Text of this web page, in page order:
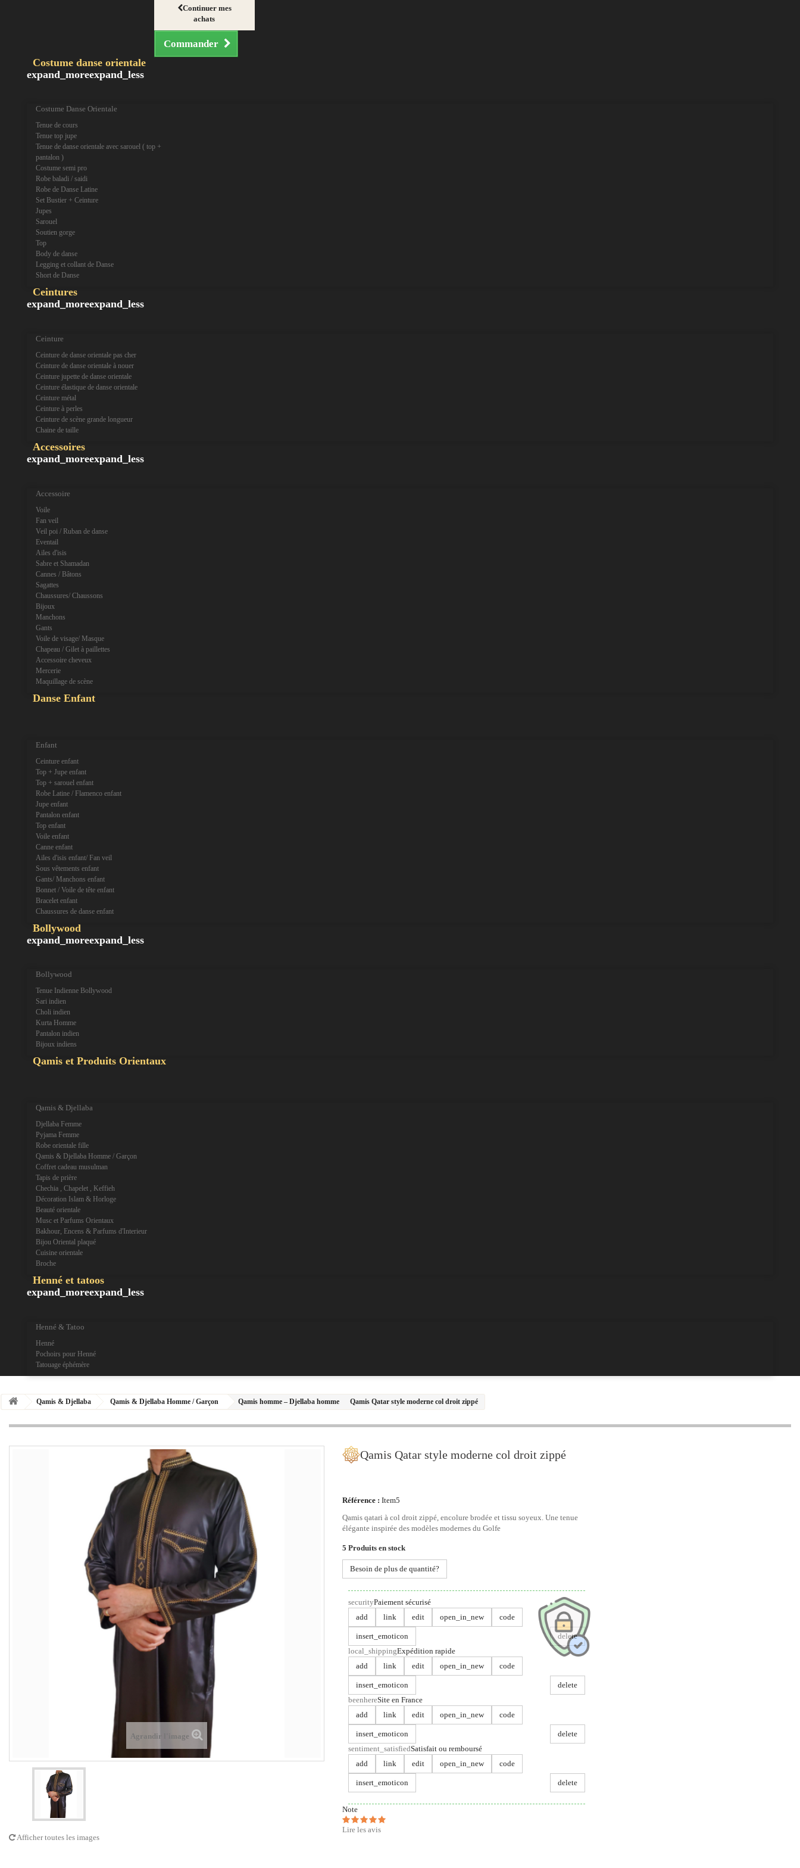
Continuer mes
achats
Commander
Costume danse orientale
expand_moreexpand_less
Costume Danse Orientale
Tenue de cours
Tenue top jupe
Tenue de danse orientale avec sarouel ( top +
pantalon )
Costume semi pro
Robe baladi / saidi
Robe de Danse Latine
Set Bustier + Ceinture
Jupes
Sarouel
Soutien gorge
Top
Body de danse
Legging et collant de Danse
Short de Danse
Ceintures
expand_moreexpand_less
Ceinture
Ceinture de danse orientale pas cher
Ceinture de danse orientale à nouer
Ceinture jupette de danse orientale
Ceinture élastique de danse orientale
Ceinture métal
Ceinture à perles
Ceinture de scène grande longueur
Chaine de taille
Accessoires
expand_moreexpand_less
Accessoire
Voile
Fan veil
Veil poi / Ruban de danse
Eventail
Ailes d'isis
Sabre et Shamadan
Cannes / Bâtons
Sagattes
Chaussures/ Chaussons
Bijoux
Manchons
Gants
Voile de visage/ Masque
Chapeau / Gilet à paillettes
Accessoire cheveux
Mercerie
Maquillage de scène
Danse Enfant
Enfant
Ceinture enfant
Top + Jupe enfant
Top + sarouel enfant
Robe Latine / Flamenco enfant
Jupe enfant
Pantalon enfant
Top enfant
Voile enfant
Canne enfant
Ailes d'isis enfant/ Fan veil
Sous vêtements enfant
Gants/ Manchons enfant
Bonnet / Voile de tête enfant
Bracelet enfant
Chaussures de danse enfant
Bollywood
expand_moreexpand_less
Bollywood
Tenue Indienne Bollywood
Sari indien
Choli indien
Kurta Homme
Pantalon indien
Bijoux indiens
Qamis et Produits Orientaux
Qamis & Djellaba
Djellaba Femme
Pyjama Femme
Robe orientale fille
Qamis & Djellaba Homme / Garçon
Coffret cadeau musulman
Tapis de prière
Chechia , Chapelet , Keffieh
Décoration Islam & Horloge
Beauté orientale
Musc et Parfums Orientaux
Bakhour, Encens & Parfums d'Interieur
Bijou Oriental plaqué
Cuisine orientale
Broche
Henné et tatoos
expand_moreexpand_less
Henné & Tatoo
Henné
Pochoirs pour Henné
Tatouage éphémère
Qamis & Djellaba Qamis & Djellaba Homme / Garçon Qamis homme – Djellaba homme Qamis Qatar style moderne col droit zippé
Agrandir l'image
Afficher toutes les images
Qamis Qatar style moderne col droit zippé
Référence : Item5
Qamis qatari à col droit zippé, encolure brodée et tissu soyeux. Une tenue
élégante inspirée des modèles modernes du Golfe
5 Produits en stock
Besoin de plus de quantité?
securityPaiement sécurisé
add
link edit open_in_new code
insert_emoticon
delete
local_shippingExpédition rapide
add
link edit open_in_new code
insert_emoticon
delete
beenhereSite en France
add
link edit open_in_new code
insert_emoticon
delete
sentiment_satisfiedSatisfait ou remboursé
add
link edit open_in_new code
insert_emoticon delete
Note
Lire les avis